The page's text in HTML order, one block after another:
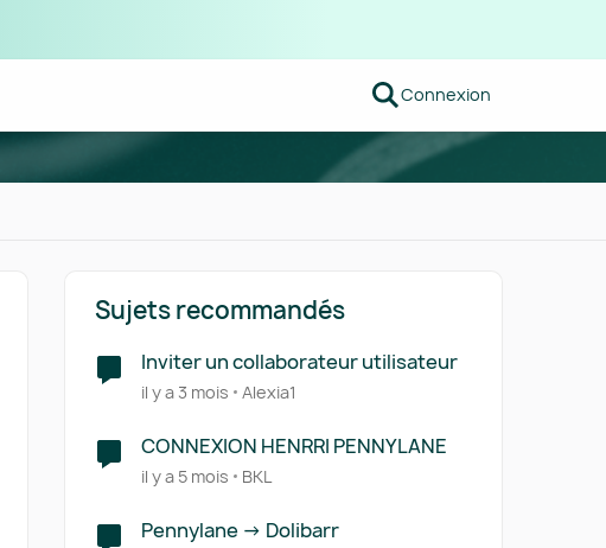
Connexion
Sujets recommandés
Inviter un collaborateur utilisateur
il y a 3 mois Alexia1
CONNEXION HENRRI PENNYLANE
il y a 5 mois BKL
Pennylane -> Dolibarr